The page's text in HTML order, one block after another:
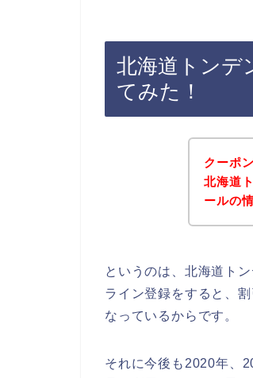
北海道トンデ
てみた！
クーポ
北海道
ールの
というのは、北海道ト
ライン登録をすると、
なっているからです。
それに今後も2020年、